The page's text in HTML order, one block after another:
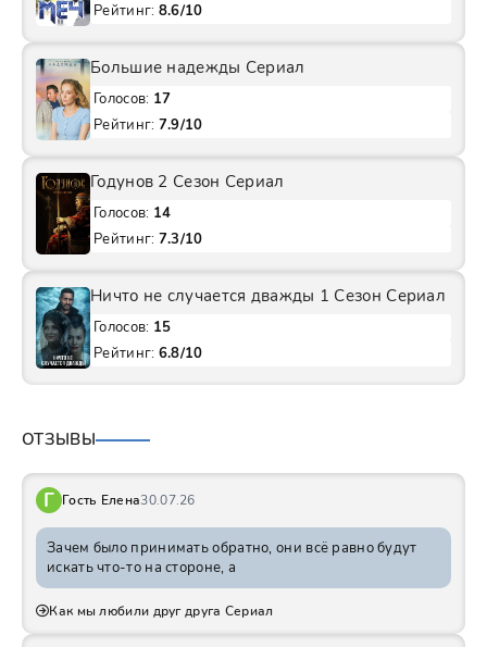
Рейтинг: 8.6/10
Большие надежды Сериал
Голосов: 17
Рейтинг: 7.9/10
Годунов 2 Сезон Сериал
Голосов: 14
Рейтинг: 7.3/10
Ничто не случается дважды 1 Сезон Сериал
Голосов: 15
Рейтинг: 6.8/10
ОТЗЫВЫ
Г Гость Елена30.07.26
Зачем было принимать обратно, они всё равно будут
искать что-то на стороне, а
Как мы любили друг друга Сериал